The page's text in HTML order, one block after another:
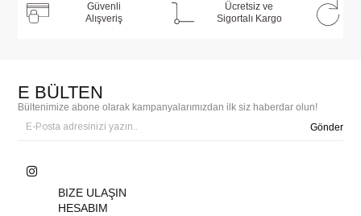
Güvenli
Alışveriş
Ücretsiz ve
Sigortalı Kargo
E BÜLTEN
Bültenimize abone olarak kampanyalarımızdan ilk siz haberdar olun!
Gönder
BIZE ULAŞIN
HESABIM